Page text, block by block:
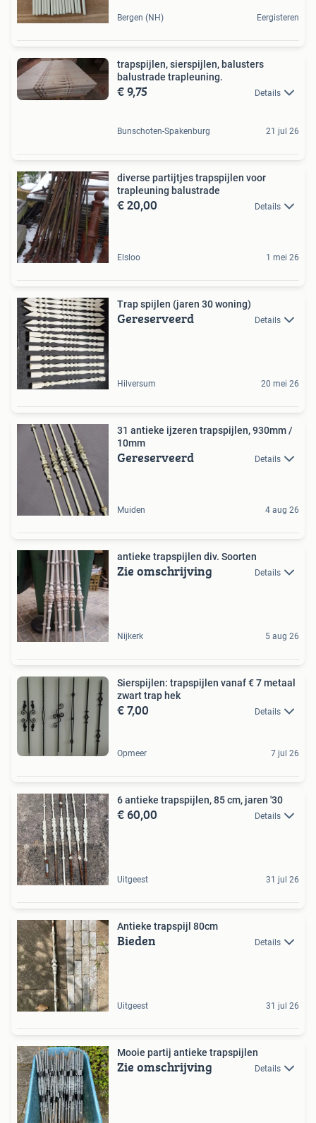
Bergen (NH) Eergisteren
trapspijlen, sierspijlen, balusters
balustrade trapleuning.
€ 9,75 Details
Bunschoten-Spakenburg 21 jul 26
diverse partijtjes trapspijlen voor
trapleuning balustrade
€ 20,00 Details
Elsloo 1 mei 26
Trap spijlen (jaren 30 woning)
Gereserveerd Details
Hilversum 20 mei 26
31 antieke ijzeren trapspijlen, 930mm /
10mm
Gereserveerd Details
Muiden 4 aug 26
antieke trapspijlen div. Soorten
Zie omschrijving Details
Nijkerk 5 aug 26
Sierspijlen: trapspijlen vanaf € 7 metaal
zwart trap hek
€ 7,00 Details
Opmeer 7 jul 26
6 antieke trapspijlen, 85 cm, jaren '30
€ 60,00 Details
Uitgeest 31 jul 26
Antieke trapspijl 80cm
Bieden Details
Uitgeest 31 jul 26
Mooie partij antieke trapspijlen
Zie omschrijving Details